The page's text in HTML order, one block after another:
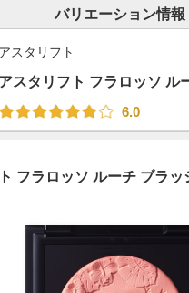
バリエーション情報
アスタリフト
アスタリフト フラロッソ ル
6.0
フラロッソ ルーチ ブラッ